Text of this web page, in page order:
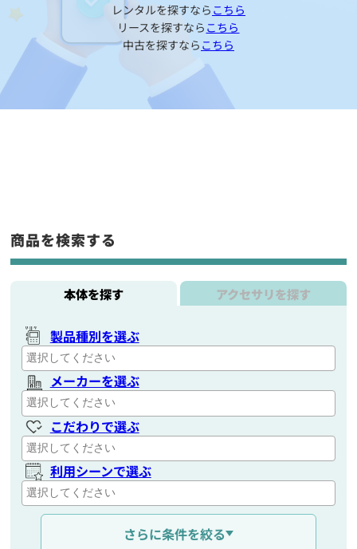
レンタルを探すなら こちら
リースを探すなら こちら
中古を探すなら こちら
商品を検索する
本体を探す アクセサリを探す
製品種別を選ぶ
メーカーを選ぶ
こだわりで選ぶ
利用シーンで選ぶ
通信距離を選ぶ
さらに条件を絞る